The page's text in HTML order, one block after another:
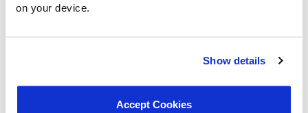
on your device.
Show details
Accept Cookies